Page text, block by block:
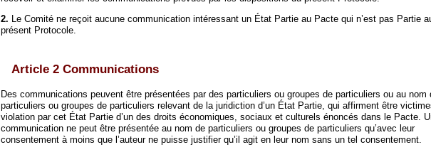
2. Le Comité ne reçoit aucune communication intéressant un État Partie au Pacte qui n’est pas Partie
présent Protocole.
Article 2 Communications
Des communications peuvent être présentées par des particuliers ou groupes de particuliers ou au nom
particuliers ou groupes de particuliers relevant de la juridiction d’un État Partie, qui affirment être
violation par cet État Partie d’un des droits économiques, sociaux et culturels énoncés dans le Pacte.
communication ne peut être présentée au nom de particuliers ou groupes de particuliers qu’avec leur
consentement à moins que l’auteur ne puisse justifier qu’il agit en leur nom sans un tel consentement.